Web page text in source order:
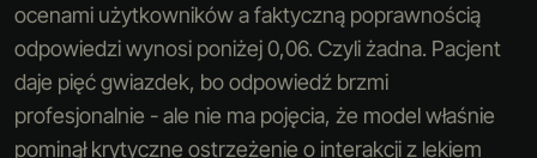
ocenami użytkowników a faktyczną poprawnością
odpowiedzi wynosi poniżej 0,06. Czyli żadna. Pacjent
daje pięć gwiazdek, bo odpowiedź brzmi
profesjonalnie - ale nie ma pojęcia, że model właśnie
pominął krytyczne ostrzeżenie o interakcji z lekiem